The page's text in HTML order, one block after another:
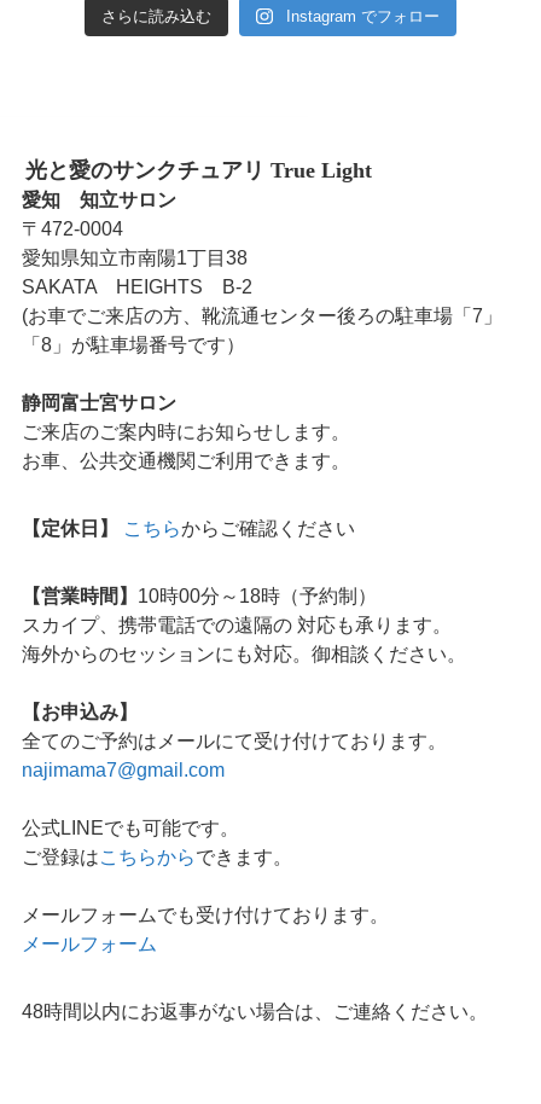
さらに読み込む Instagram でフォロー
光と愛のサンクチュアリ True Light
愛知 知立サロン
〒472-0004
愛知県知立市南陽1丁目38
SAKATA HEIGHTS B-2
(お車でご来店の方、靴流通センター後ろの駐車場「7」
「8」が駐車場番号です）
静岡富士宮サロン
ご来店のご案内時にお知らせします。
お車、公共交通機関ご利用できます。
【定休日】 こちらからご確認ください
【営業時間】 10時00分～18時（予約制）
スカイプ、携帯電話での遠隔の 対応も承ります。
海外からのセッションにも対応。御相談ください。
【お申込み】
全てのご予約はメールにて受け付けております。
najimama7@gmail.com
公式LINEでも可能です。
ご登録はこちらからできます。
メールフォームでも受け付けております。
メールフォーム
48時間以内にお返事がない場合は、ご連絡ください。